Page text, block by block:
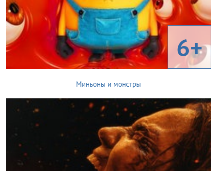
6+
Миньоны и монстры